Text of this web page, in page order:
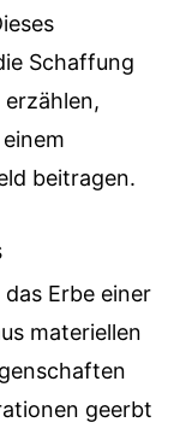
Schaffung
beitragen.
Erbe einer
materiellen
geerbt